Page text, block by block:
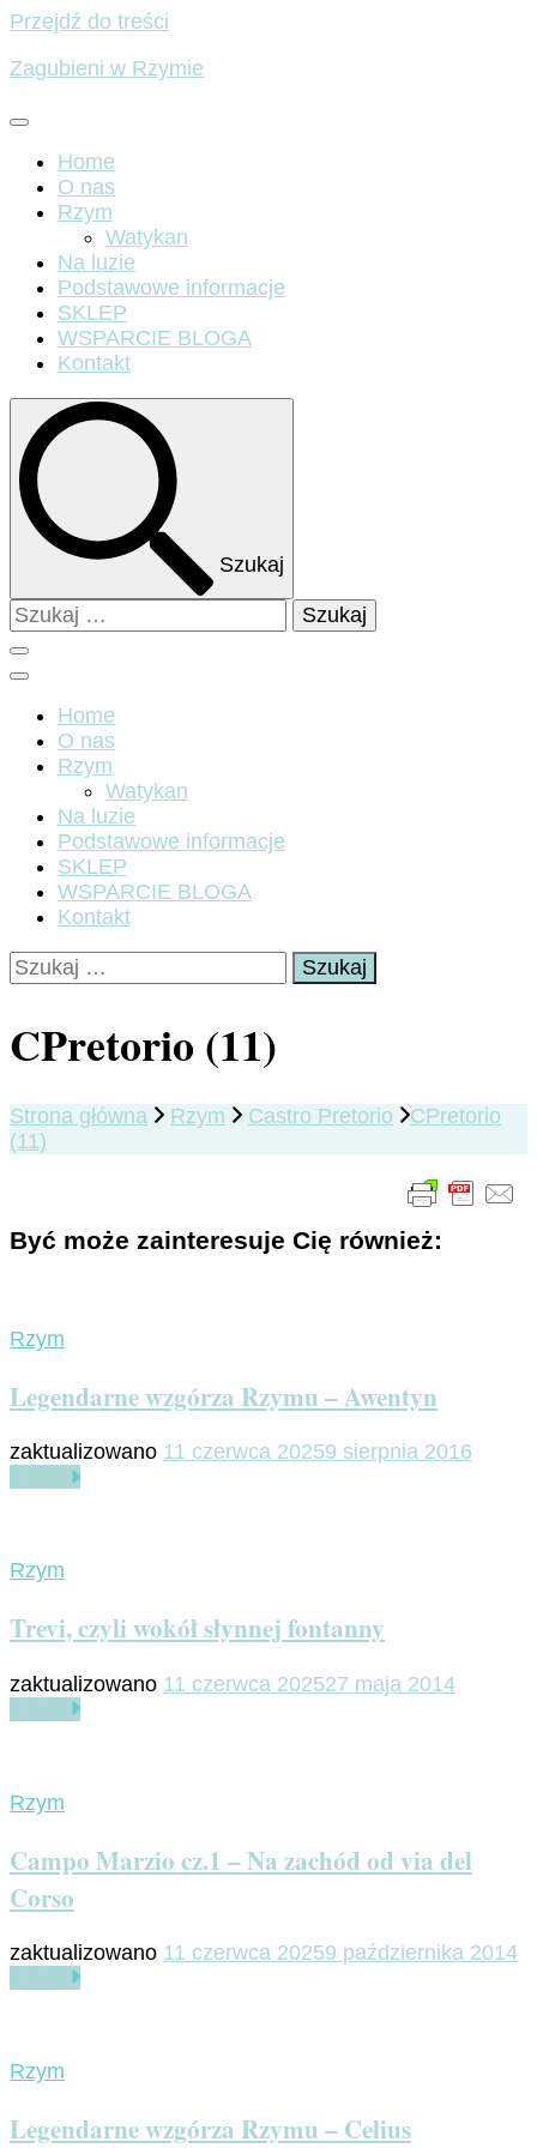
Przejdź do treści
Zagubieni w Rzymie
Home
O nas
Rzym
Watykan
Na luzie
Podstawowe informacje
SKLEP
WSPARCIE BLOGA
Kontakt
Szukaj
Szukaj:
Home
O nas
Rzym
Watykan
Na luzie
Podstawowe informacje
SKLEP
WSPARCIE BLOGA
Kontakt
Szukaj:
CPretorio (11)
Strona główna Rzym Castro Pretorio
CPretorio
(11)
Być może zainteresuje Cię również:
Rzym
Legendarne wzgórza Rzymu – Awentyn
zaktualizowano 11 czerwca 20259 sierpnia 2016
Rzym
Trevi, czyli wokół słynnej fontanny
zaktualizowano 11 czerwca 202527 maja 2014
Rzym
Campo Marzio cz.1 – Na zachód od via del
Corso
zaktualizowano 11 czerwca 20259 października 2014
Rzym
Legendarne wzgórza Rzymu – Celius